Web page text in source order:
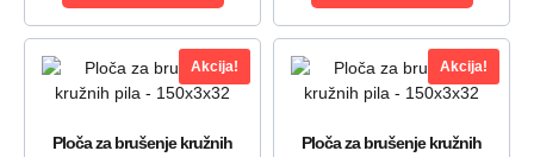
Akcija!
Ploča za brušenje kružnih
Akcija!
Ploča za brušenje kružnih